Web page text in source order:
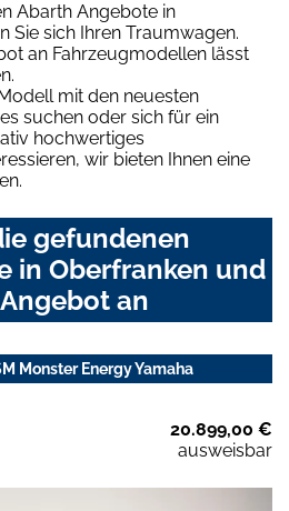
Abarth Angebote in
Sie sich Ihren Traumwagen.
an Fahrzeugmodellen lässt
mit den neuesten
suchen oder sich für ein
hochwertiges
wir bieten Ihnen eine
gefundenen
in Oberfranken und
an
Monster Energy Yamaha
20.899,00 €
ausweisbar